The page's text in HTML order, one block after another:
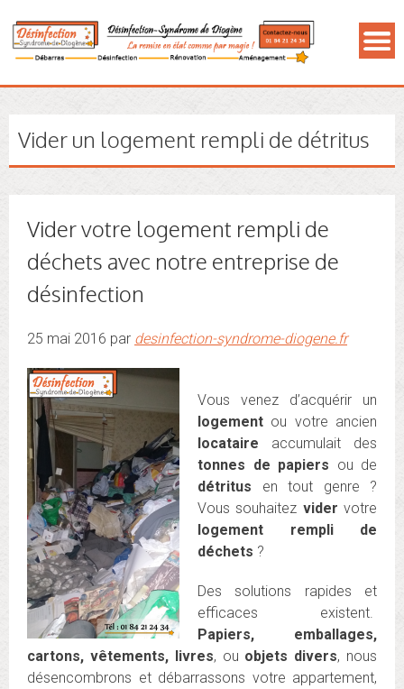
Vider un logement rempli de détritus
Vider votre logement rempli de
déchets avec notre entreprise de
désinfection
25 mai 2016 par desinfection-syndrome-diogene.fr
Vous venez d’acquérir un
logement ou votre ancien
locataire accumulait des
tonnes de papiers ou de
détritus en tout genre ?
Vous souhaitez vider votre
logement rempli de
déchets ?
Des solutions rapides et
efficaces existent.
Papiers, emballages,
cartons, vêtements, livres, ou objets divers, nous
désencombrons et débarrassons votre appartement,